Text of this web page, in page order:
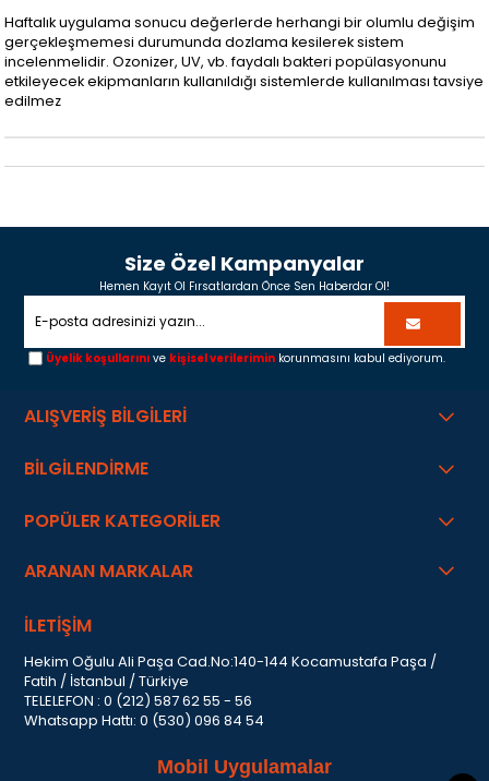
Haftalık uygulama sonucu değerlerde herhangi bir olumlu değişim
gerçekleşmemesi durumunda dozlama kesilerek sistem
incelenmelidir. Ozonizer, UV, vb. faydalı bakteri popülasyonunu
etkileyecek ekipmanların kullanıldığı sistemlerde kullanılması tavsiye
edilmez
Size Özel Kampanyalar
Hemen Kayıt Ol Fırsatlardan Önce Sen Haberdar Ol!
Üyelik koşullarını ve kişisel verilerimin korunmasını kabul ediyorum.
ALIŞVERİŞ BİLGİLERİ
BİLGİLENDİRME
POPÜLER KATEGORİLER
ARANAN MARKALAR
İLETİŞİM
Hekim Oğulu Ali Paşa Cad.No:140-144 Kocamustafa Paşa /
Fatih / İstanbul / Türkiye
TELELEFON : 0 (212) 587 62 55 - 56
Whatsapp Hattı: 0 (530) 096 84 54
Mobil Uygulamalar